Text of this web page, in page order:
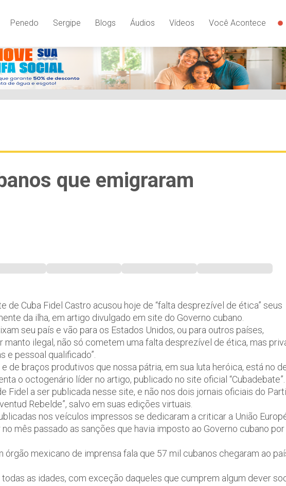
Penedo Sergipe Blogs Áudios Vídeos Você Acontece
que emigraram
de Cuba Fidel Castro acusou hoje de “falta desprezível de ética” seus
da ilha, em artigo divulgado em site do Governo cubano.
seu país e vão para os Estados Unidos, ou para outros países,
manto ilegal, não só cometem uma falta desprezível de ética, mas
e pessoal qualificado”.
de braços produtivos que nossa pátria, em sua luta heróica, está no
o octogenário líder no artigo, publicado no site oficial “Cubadebate”.
Fidel a ser publicada nesse site, e não nos dois jornais oficiais do
Rebelde”, salvo em suas edições virtuais.
nos veículos impressos se dedicaram a criticar a União
mês passado as sanções que havia imposto ao Governo cubano por
órgão mexicano de imprensa fala que 57 mil cubanos chegaram ao
todas as idades, com exceção daqueles que cumprem algum dever